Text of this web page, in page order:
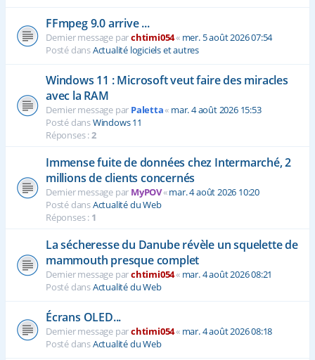
FFmpeg 9.0 arrive ...
Dernier message parchtimi054« mer. 5 août 2026 07:54
Posté dansActualité logiciels et autres
Windows 11 : Microsoft veut faire des miracles
avec la RAM
Dernier message par Paletta« mar. 4 août 2026 15:53
Posté dansWindows 11
Réponses :2
Immense fuite de données chez Intermarché, 2
millions de clients concernés
Dernier message par MyPOV«mar. 4 août 2026 10:20
Posté dansActualité du Web
Réponses : 1
La sécheresse du Danube révèle un squelette de
mammouth presque complet
Dernier message parchtimi054« mar. 4 août 2026 08:21
Posté dansActualité du Web
Écrans OLED...
Dernier message parchtimi054« mar. 4 août 2026 08:18
Posté dansActualité du Web